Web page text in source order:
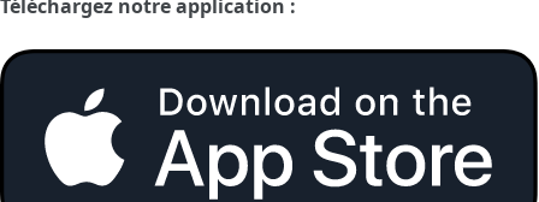
Téléchargez notre application :